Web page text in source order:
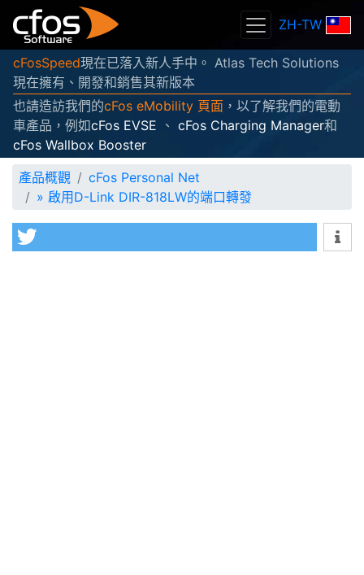
ZH-TW
cFosSpeed現在已落入新人手中。 Atlas Tech Solutions
現在擁有、開發和銷售其新版本
也請造訪我們的cFos eMobility 頁面 ，以了解我們的電動
車產品，例如cFos EVSE 、 cFos Charging Manager和
cFos Wallbox Booster
產品概觀
cFos Personal Net
» 啟用D-Link DIR-818LW的端口轉發